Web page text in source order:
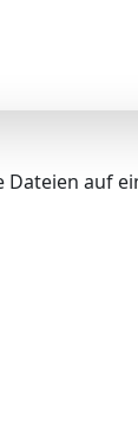
Dateien auf